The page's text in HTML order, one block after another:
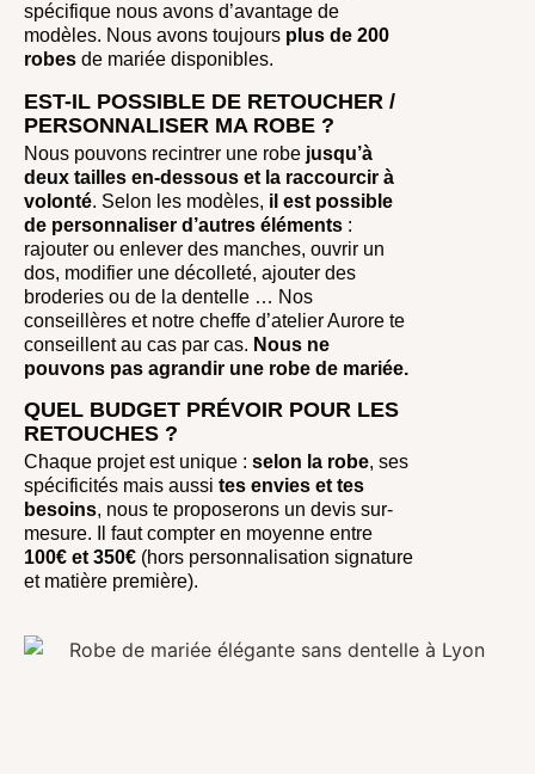
spécifique nous avons d’avantage de
modèles. Nous avons toujours plus de 200
robes de mariée disponibles.
EST-IL POSSIBLE DE RETOUCHER /
PERSONNALISER MA ROBE ?
Nous pouvons recintrer une robe jusqu’à
deux tailles en-dessous et la raccourcir à
volonté. Selon les modèles, il est possible
de personnaliser d’autres éléments :
rajouter ou enlever des manches, ouvrir un
dos, modifier une décolleté, ajouter des
broderies ou de la dentelle … Nos
conseillères et notre cheffe d’atelier Aurore te
conseillent au cas par cas. Nous ne
pouvons pas agrandir une robe de mariée.
QUEL BUDGET PRÉVOIR POUR LES
RETOUCHES ?
Chaque projet est unique : selon la robe, ses
spécificités mais aussi tes envies et tes
besoins, nous te proposerons un devis sur-
mesure. Il faut compter en moyenne entre
100€ et 350€ (hors personnalisation signature
et matière première).